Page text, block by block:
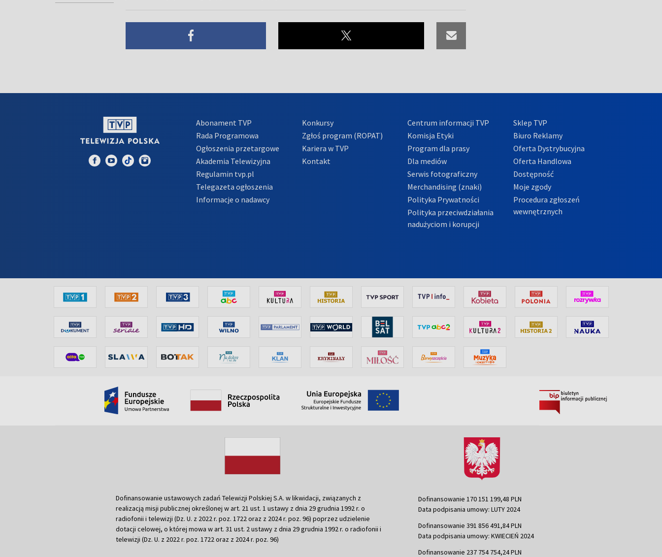
Abonament TVP
Rada Programowa
Ogłoszenia przetargowe
Akademia Telewizyjna
Regulamin tvp.pl
Telegazeta ogłoszenia
Informacje o nadawcy
Konkursy
Zgłoś program (ROPAT)
Kariera w TVP
Kontakt
Centrum informacji TVP
Komisja Etyki
Program dla prasy
Dla mediów
Serwis fotograficzny
Merchandising (znaki)
Polityka Prywatności
Polityka przeciwdziałania
nadużyciom i korupcji
Sklep TVP
Biuro Reklamy
Oferta Dystrybucyjna
Oferta Handlowa
Dostępność
Moje zgody
Procedura zgłoszeń
wewnętrznych
Dofinansowanie ustawowych zadań Telewizji Polskiej S.A. w likwidacji, związanych z
realizacją misji publicznej określonej w art. 21 ust. 1 ustawy z dnia 29 grudnia 1992 r. o
radiofonii i telewizji (Dz. U. z 2022 r. poz. 1722 oraz z 2024 r. poz. 96) poprzez udzielenie
dotacji celowej, o której mowa w art. 31 ust. 2 ustawy z dnia 29 grudnia 1992 r. o radiofonii i
telewizji (Dz. U. z 2022 r. poz. 1722 oraz z 2024 r. poz. 96)
Dofinansowanie 170 151 199,48 PLN
Data podpisania umowy: LUTY 2024
Dofinansowanie 391 856 491,84 PLN
Data podpisania umowy: KWIECIEŃ 2024
Dofinansowanie 237 754 754,24 PLN